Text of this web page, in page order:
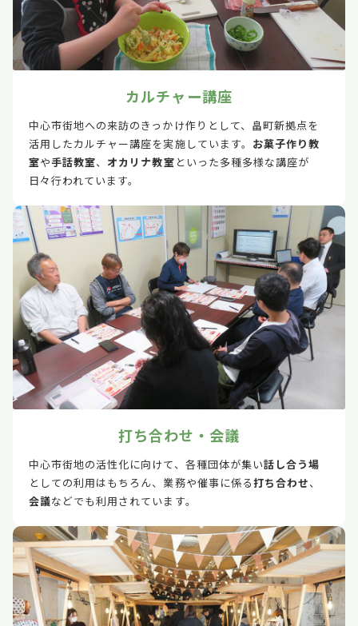
カルチャー講座
中心市街地への来訪のきっかけ作りとして、畠町新拠点を
活用したカルチャー講座を実施しています。 お菓子作り教
室や手話教室、 オカリナ教室 といった多種多様な講座が
日々行われています。
打ち合わせ・会議
中心市街地の活性化に向けて、各種団体が集い話し合う場
としての利用はもちろん、業務や催事に係る打ち合わせ、
会議などでも利用されています。